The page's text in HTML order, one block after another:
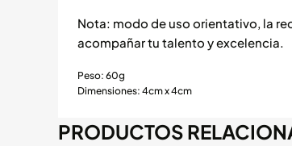
Nota: modo de uso orientativo, la
acompañar tu talento y excelencia.
Peso: 60g
Dimensiones: 4cm x 4cm
PRODUCTOS